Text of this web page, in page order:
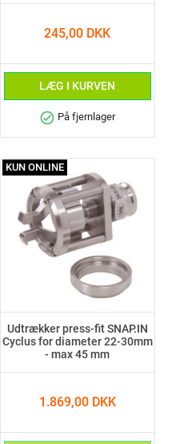
245,00 DKK
LÆG I KURVEN
check_circle På fjernlager
Udtrækker press-fit SNAP.IN
Cyclus for diameter 22-30mm
- max 45 mm
1.869,00 DKK
KUN ONLINE